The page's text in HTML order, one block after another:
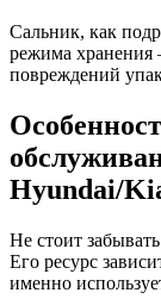
Сальник, как
режима хранения
повреждений
Hyundai/
Не стоит
Его ресурс
именно